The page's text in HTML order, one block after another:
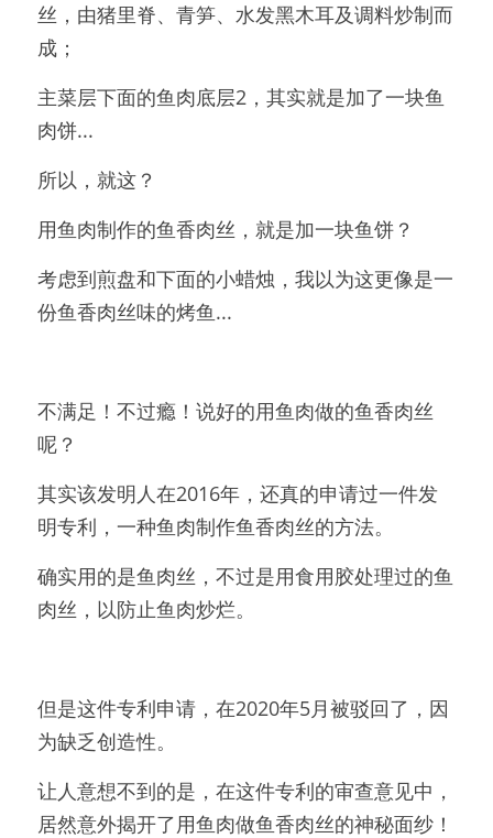
丝，由猪里脊、青笋、水发黑木耳及调料炒制而
成；
主菜层下面的鱼肉底层2，其实就是加了一块鱼
肉饼...
所以，就这？
用鱼肉制作的鱼香肉丝，就是加一块鱼饼？
考虑到煎盘和下面的小蜡烛，我以为这更像是一
份鱼香肉丝味的烤鱼...
不满足！不过瘾！说好的用鱼肉做的鱼香肉丝
呢？
其实该发明人在2016年，还真的申请过一件发
明专利，一种鱼肉制作鱼香肉丝的方法。
确实用的是鱼肉丝，不过是用食用胶处理过的鱼
肉丝，以防止鱼肉炒烂。
但是这件专利申请，在2020年5月被驳回了，因
为缺乏创造性。
让人意想不到的是，在这件专利的审查意见中，
居然意外揭开了用鱼肉做鱼香肉丝的神秘面纱！